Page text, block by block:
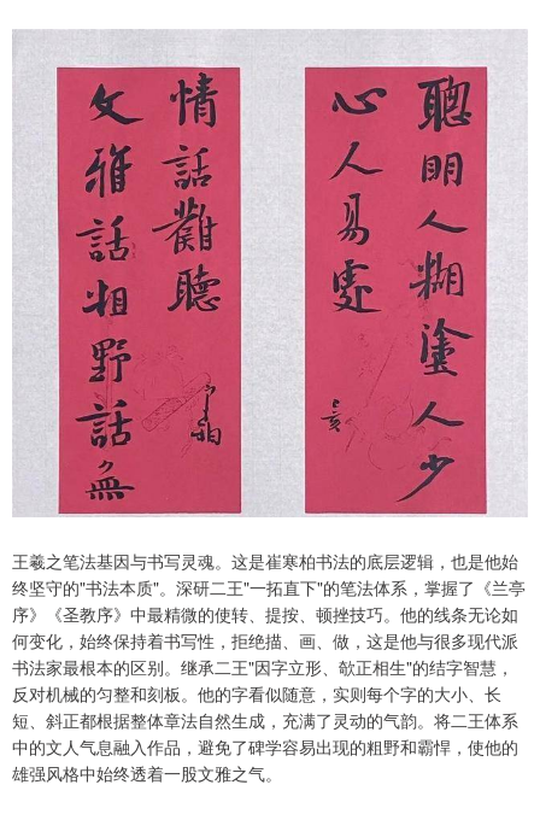
王羲之笔法基因与书写灵魂。这是崔寒柏书法的底层逻辑，也是他始
终坚守的"书法本质"。深研二王"一拓直下"的笔法体系，掌握了《兰亭
序》《圣教序》中最精微的使转、提按、顿挫技巧。他的线条无论如
何变化，始终保持着书写性，拒绝描、画、做，这是他与很多现代派
书法家最根本的区别。继承二王"因字立形、欹正相生"的结字智慧，
反对机械的匀整和刻板。他的字看似随意，实则每个字的大小、长
短、斜正都根据整体章法自然生成，充满了灵动的气韵。将二王体系
中的文人气息融入作品，避免了碑学容易出现的粗野和霸悍，使他的
雄强风格中始终透着一股文雅之气。